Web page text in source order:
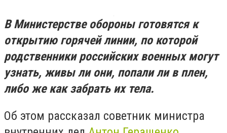
В Министерстве обороны готовятся к
открытию горячей линии, по которой
родственники российских военных могут
узнать, живы ли они, попали ли в плен,
либо же как забрать их тела.
Об этом рассказал советник министра